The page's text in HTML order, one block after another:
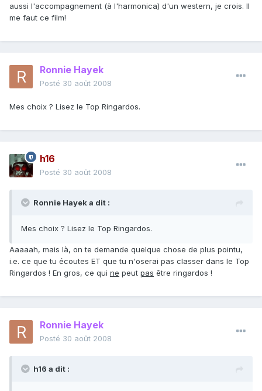
aussi l'accompagnement (à l'harmonica) d'un western, je crois. Il
me faut ce film!
Ronnie Hayek
Posté 30 août 2008
Mes choix ? Lisez le Top Ringardos.
h16
Posté 30 août 2008
Ronnie Hayek a dit :
Mes choix ? Lisez le Top Ringardos.
Aaaaah, mais là, on te demande quelque chose de plus pointu,
i.e. ce que tu écoutes ET que tu n'oserai pas classer dans le Top
Ringardos ! En gros, ce qui ne peut pas être ringardos !
Ronnie Hayek
Posté 30 août 2008
h16 a dit :